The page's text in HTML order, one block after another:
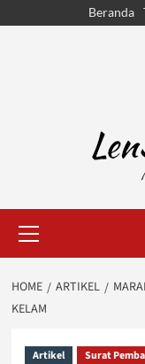
Beranda
Menu
HOME ARTIKEL
KELAM
Artikel Surat